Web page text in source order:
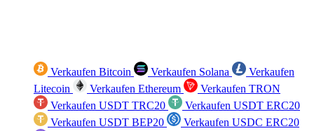
Verkaufen Bitcoin Verkaufen Solana
Verkaufen
Litecoin
Verkaufen Ethereum
Verkaufen TRON
Verkaufen USDT TRC20
Verkaufen USDT ERC20
Verkaufen USDT BEP20
Verkaufen USDC ERC20